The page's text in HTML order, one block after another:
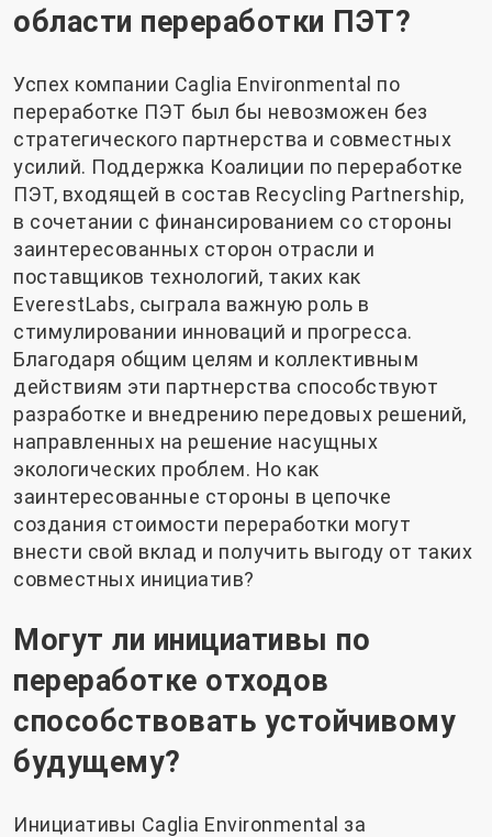
области переработки ПЭТ?
Успех компании Caglia Environmental по
переработке ПЭТ был бы невозможен без
стратегического партнерства и совместных
усилий. Поддержка Коалиции по переработке
ПЭТ, входящей в состав Recycling Partnership,
в сочетании с финансированием со стороны
заинтересованных сторон отрасли и
поставщиков технологий, таких как
EverestLabs, сыграла важную роль в
стимулировании инноваций и прогресса.
Благодаря общим целям и коллективным
действиям эти партнерства способствуют
разработке и внедрению передовых решений,
направленных на решение насущных
экологических проблем. Но как
заинтересованные стороны в цепочке
создания стоимости переработки могут
внести свой вклад и получить выгоду от таких
совместных инициатив?
Могут ли инициативы по
переработке отходов
способствовать устойчивому
будущему?
Инициативы Caglia Environmental за